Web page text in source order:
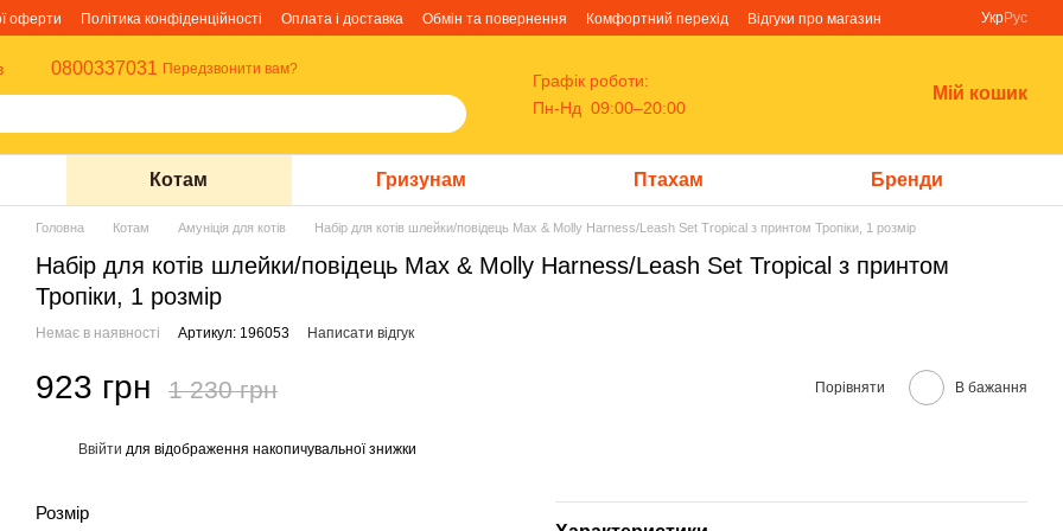
оферти Політика конфіденційності Оплата і доставка Обмін та повернення Комфортний перехід
Відгуки про магазин
УкрРус
0800337031 Передзвонити вам?
Графік роботи:
Пн-Нд 09:00–20:00
Мій кошик
Котам Гризунам Птахам Бренди
Головна Котам Амуніція для котів Набір для котів шлейки/повідець Max & Molly Harness/Leash Set Tropical з принтом Тропіки, 1 розмір
Набір для котів шлейки/повідець Max & Molly Harness/Leash Set Tropical з принтом
Тропіки, 1 розмір
Немає в наявності Артикул: 196053 Написати відгук
923 грн 1 230 грн Порівняти В бажання
Ввійти для відображення накопичувальної знижки
Розмір